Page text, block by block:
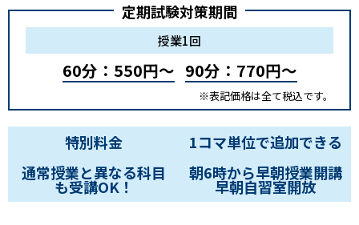
定期試験対策期間
授業1回
60分：550円～ 90分：770円～
※表記価格は全て税込です。
特別料金 1コマ単位で追加できる
通常授業と異なる科目
も受講OK！
朝6時から早朝授業開講
早朝自習室開放